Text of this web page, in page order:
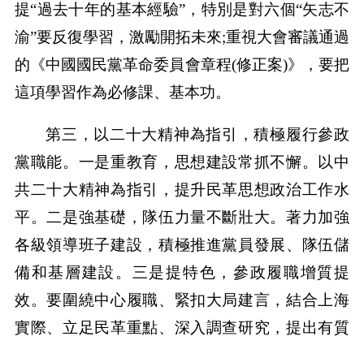
提“過去十年的基本經驗”，特別是對六個“矢志不
渝”要反復學習，激勵開拓未來;重視大會審議通過
的《中國國民黨革命委員會章程(修正案)》，要把
這項學習作為必修課、基本功。
第三，以二十大精神為指引，積極履行參政
黨職能。一是重教育，思想建設常抓不懈。以中
共二十大精神為指引，提升民革思想政治工作水
平。二是強基礎，隊伍力量不斷壯大。著力加強
各級領導班子建設，積極推進黨員發展、隊伍儲
備和基層建設。三是提特色，參政履職增質提
效。要圍繞中心履職、緊扣大局建言，結合上海
實際、立足民革重點、深入調查研究，提出有質